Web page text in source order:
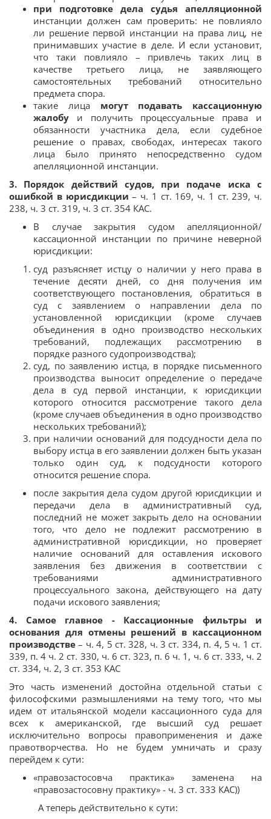
при подготовке дела судья апелляционной
инстанции должен сам проверить: не повлияло
ли решение первой инстанции на права лиц, не
принимавших участие в деле. И если установит,
что таки повлияло – привлечь таких лиц в
качестве третьего лица, не заявляющего
самостоятельных требований относительно
предмета спора.
такие лица могут подавать кассационную
жалобу и получить процессуальные права и
обязанности участника дела, если судебное
решение о правах, свободах, интересах такого
лица было принято непосредственно судом
апелляционной инстанции.
3. Порядок действий судов, при подаче иска с
ошибкой в юрисдикции– ч. 1 ст. 169, ч. 1 ст. 239, ч.
238, ч. 3 ст. 319, ч. 3 ст. 354 КАС.
В случае закрытия судом апелляционной/
кассационной инстанции по причине неверной
юрисдикции:
суд разъясняет истцу о наличии у него права в
течение десяти дней, со дня получения им
соответствующего постановления, обратиться в
суд с заявлением о направлении дела по
установленной юрисдикции (кроме случаев
объединения в одно производство нескольких
требований, подлежащих рассмотрению в
порядке разного судопроизводства);
суд, по заявлению истца, в порядке письменного
производства выносит определение о передаче
дела в суд первой инстанции, к юрисдикции
которого относится рассмотрение такого дела
(кроме случаев объединения в одно производство
нескольких требований);
при наличии оснований для подсудности дела по
выбору истца в его заявлении должен быть указан
только один суд, к подсудности которого
относится решение спора.
после закрытия дела судом другой юрисдикции и
передачи дела в административный суд,
последний не может закрыть дело на основании
того, что дело не подлежит рассмотрению в
административной юрисдикции, но проверяет
наличие оснований для оставления искового
заявления без движения в соответствии с
требованиями административного
процессуального закона, действующего на дату
подачи искового заявления;
4. Самое главное - Кассационные фильтры и
основания для отмены решений в кассационном
производстве – ч. 4, 5 ст. 328, ч. 3 ст. 334, п. 4, 5 ч. 1 ст.
339, п. 4 ч. 2 ст. 330, ч. 6 ст. 323, п. 6 ч. 1, ч. 6 ст. 333, ч. 2
ст. 334, ч. 2, 3 ст. 353 КАС
Это часть изменений достойна отдельной статьи с
философскими размышлениями на тему того, что мы
идем от итальянской модели кассационного суда для
всех к американской, где высший суд решает
исключительно вопросы правоприменения и даже
правотворчества. Но не будем умничать и сразу
перейдем к сути:
«правозастосовча практика» заменена на
«правозастосовну практику» - ч. 3 ст. 333 КАС))
А теперь действительно к сути: